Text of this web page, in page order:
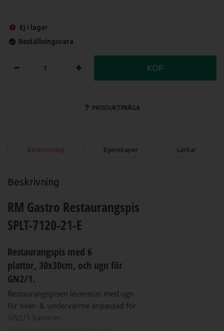
Ej i lager
Beställningsvara
PRODUKTFRÅGA
KÖP
Beskrivning Egenskaper Länkar
Beskrivning
RM Gastro Restaurangspis
SPLT-7120-21-E
Restaurangspis med 6
plattor, 30x30cm, och ugn för
GN2/1.
Restaurangspisen levereras med ugn
för över- & undervärme anpassad för
GN2/1 kantiner.